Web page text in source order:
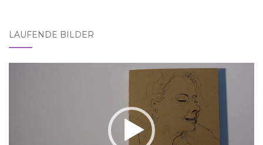
LAUFENDE BILDER